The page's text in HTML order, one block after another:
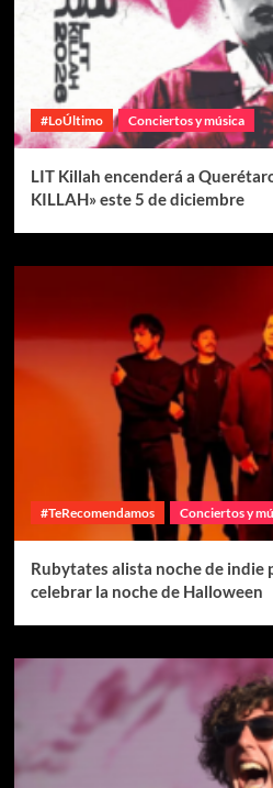
#LoÚltimo Conciertos y música
LIT Killah encenderá a
KILLAH» este 5 de diciembre
#TeRecomendamos Conciertos y
Rubytates alista noche de indie
celebrar la noche de Halloween